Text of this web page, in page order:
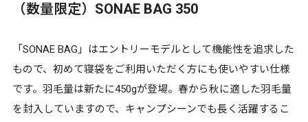
（数量限定）SONAE BAG 350
「SONAE BAG」はエントリーモデルとして機能性を追求した
もので、初めて寝袋をご利用いただく方にも使いやすい仕様
です。羽毛量は新たに450gが登場。春から秋に適した羽毛量
を封入していますので、キャンプシーンでも長く活躍するこ